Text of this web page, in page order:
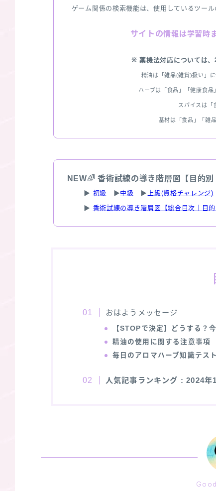
ゲーム関係の検索機能は、使用しているツー
サイトの情報は学習時
※ 薬機法対応については、
精油は「雑品(雑貨)扱い」
ハーブは「食品」「健康食
スパイスは「
基材は「食品」「雑
NEW🌈香術試練の導き階層図【目的別
▶ 初級 ▶中級 ▶ 上級(資格チャレンジ)
▶ 香術試練の導き階層図【総合目次｜目
おはようメッセージ
【STOPで決定】どうする？
精油の使用に関する注意事項
毎日のアロマハーブ知識テス
人気記事ランキング : 2024年